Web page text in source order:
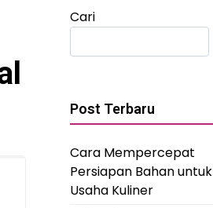
Cari
Post Terbaru
Cara Mempercepat
Persiapan Bahan untuk
Usaha Kuliner